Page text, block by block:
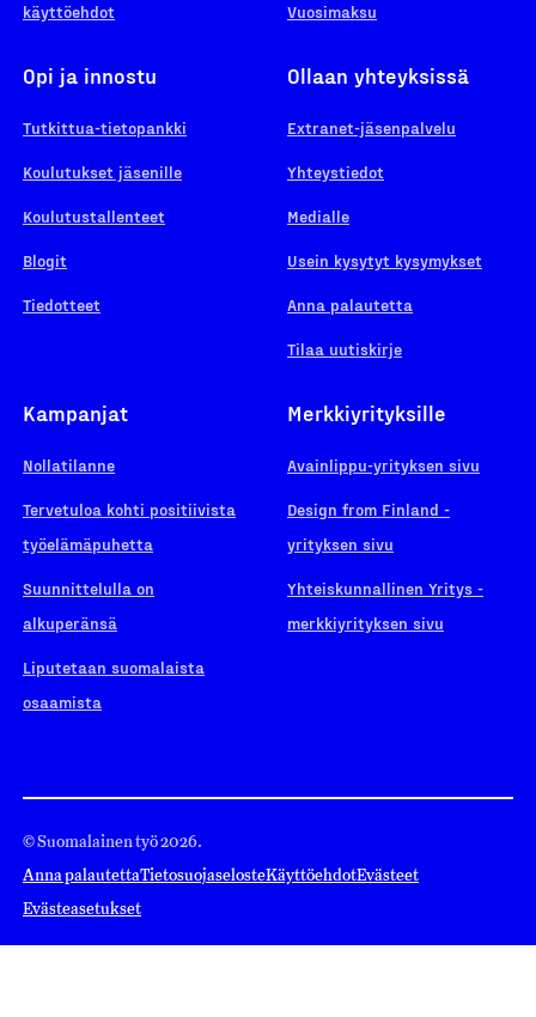
käyttöehdot
Vuosimaksu
Opi ja innostu
Tutkittua-tietopankki
Koulutukset jäsenille
Koulutustallenteet
Blogit
Tiedotteet
Ollaan yhteyksissä
Extranet-jäsenpalvelu
Yhteystiedot
Medialle
Usein kysytyt kysymykset
Anna palautetta
Tilaa uutiskirje
Kampanjat
Nollatilanne
Tervetuloa kohti positiivista
työelämäpuhetta
Suunnittelulla on
alkuperänsä
Liputetaan suomalaista
osaamista
Merkkiyrityksille
Avainlippu-yrityksen sivu
Design from Finland -
yrityksen sivu
Yhteiskunnallinen Yritys -
merkkiyrityksen sivu
© Suomalainen työ 2026.
Anna palautettaTietosuojaselosteKäyttöehdotEvästeet
Evästeasetukset